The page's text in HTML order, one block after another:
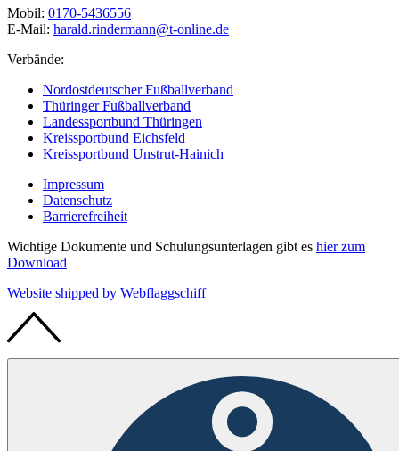
Mobil: 0170-5436556
E-Mail: harald.rindermann@t-online.de
Verbände:
Nordostdeutscher Fußballverband
Thüringer Fußballverband
Landessportbund Thüringen
Kreissportbund Eichsfeld
Kreissportbund Unstrut-Hainich
Impressum
Datenschutz
Barrierefreiheit
Wichtige Dokumente und Schulungsunterlagen gibt es hier zum
Download
Website shipped by Webflaggschiff